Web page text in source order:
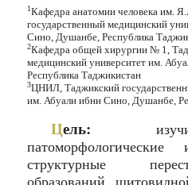
1Кафедра анатомии человека им.
государственный медицинский
Сино, Душанбе, Республика
2Кафедра общей хирургии № 1,
медицинский университет им.
Республика Таджикистан
3ЦНИЛ, Таджикский
им. Абуали ибни Сино, Душанбе,
Цель:
структурные
образований